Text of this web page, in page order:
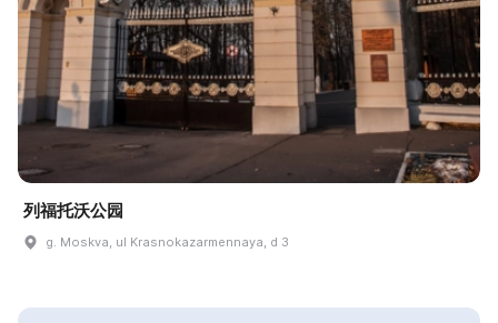
列福托沃公园
g. Moskva, ul Krasnokazarmennaya, d 3